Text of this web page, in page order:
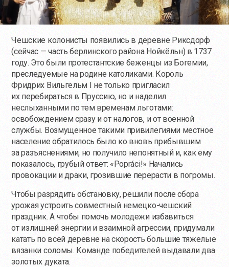
Чешские колонисты появились в деревне Риксдорф
(сейчас — часть берлинского района Нойкёльн) в 1737
году. Это были протестантские беженцы из Богемии,
преследуемые на родине католиками. Король
Фридрих Вильгельм I не только пригласил
их перебираться в Пруссию, но и наделил
неслыханными по тем временам льготами:
освобождением сразу и от налогов, и от военной
службы. Возмущенное такими привилегиями местное
население обратилось было ко вновь прибывшим
за разъяснениями, но получило непонятный и, как ему
показалось, грубый ответ: «Popráci!» Начались
провокации и драки, грозившие перерасти в погромы.
Чтобы разрядить обстановку, решили после сбора
урожая устроить совместный немецко-чешский
праздник. А чтобы помочь молодежи избавиться
от излишней энергии и взаимной агрессии, придумали
катать по всей деревне на скорость большие тяжелые
вязанки соломы. Команде победителей выдавали два
золотых дуката.